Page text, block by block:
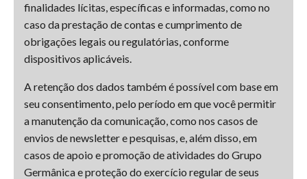
finalidades lícitas, específicas e informadas, como no
caso da prestação de contas e cumprimento de
obrigações legais ou regulatórias, conforme
dispositivos aplicáveis.
A retenção dos dados também é possível com base em
seu consentimento, pelo período em que você permitir
a manutenção da comunicação, como nos casos de
envios de newsletter e pesquisas, e, além disso, em
casos de apoio e promoção de atividades do Grupo
Germânica e proteção do exercício regular de seus